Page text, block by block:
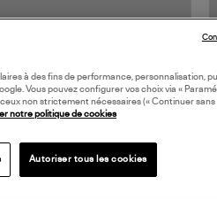
à des fins de performance, personnalisation,
Vous pouvez configurer vos choix via «
non strictement nécessaires (« Continuer
notre politique de cookies
Autoriser tous les cookies